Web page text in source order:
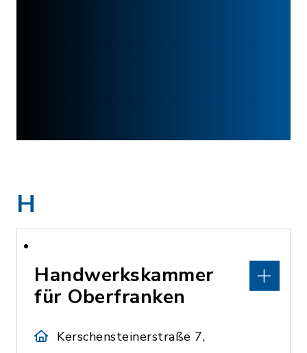
H
Handwerkskammer
für Oberfranken
Kerschensteinerstraße 7,